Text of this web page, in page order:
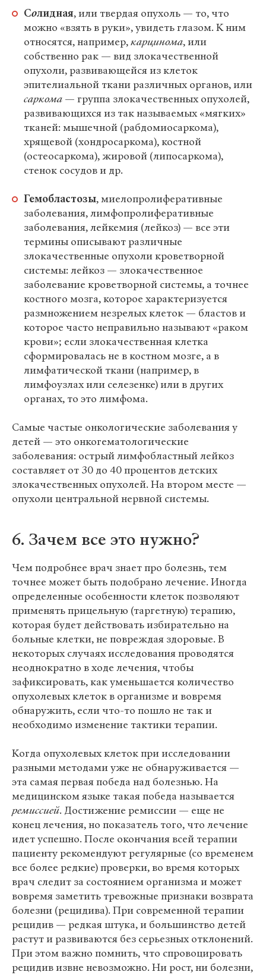
Солидная, или твердая опухоль — то, что
можно «взять в руки», увидеть глазом. К ним
относятся, например,карцинома, или
собственно рак — вид злокачественной
опухоли, развивающейся из клеток
эпителиальной ткани различных органов, или
саркома — группа злокачественных опухолей,
развивающихся из так называемых «мягких»
тканей: мышечной (рабдомиосаркома),
хрящевой (хондросаркома), костной
(остеосаркома), жировой (липосаркома),
стенок сосудов и др.
Гемобластозы, миелопролиферативные
заболевания, лимфопролиферативные
заболевания, лейкемия (лейкоз) — все эти
термины описывают различные
злокачественные опухоли кроветворной
системы: лейкоз — злокачественное
заболевание кроветворной системы, а точнее
костного мозга, которое характеризуется
размножением незрелых клеток — бластов и
которое часто неправильно называют «раком
крови»; если злокачественная клетка
сформировалась не в костном мозге, а в
лимфатической ткани (например, в
лимфоузлах или селезенке) или в других
органах, то это лимфома.
Самые частые онкологические заболевания у
детей — это онкогематологические
заболевания: острый лимфобластный лейкоз
составляет от 30 до 40 процентов детских
злокачественных опухолей. На втором месте —
опухоли центральной нервной системы.
6. Зачем все это нужно?
Чем подробнее врач знает про болезнь, тем
точнее может быть подобрано лечение. Иногда
определенные особенности клеток позволяют
применять прицельную (таргетную) терапию,
которая будет действовать избирательно на
больные клетки, не повреждая здоровые. В
некоторых случаях исследования проводятся
неоднократно в ходе лечения, чтобы
зафиксировать, как уменьшается количество
опухолевых клеток в организме и вовремя
обнаружить, если что-то пошло не так и
необходимо изменение тактики терапии.
Когда опухолевых клеток при исследовании
разными методами уже не обнаруживается —
эта самая первая победа над болезнью. На
медицинском языке такая победа называется
ремиссией. Достижение ремиссии — еще не
конец лечения, но показатель того, что лечение
идет успешно. После окончания всей терапии
пациенту рекомендуют регулярные (со временем
все более редкие) проверки, во время которых
врач следит за состоянием организма и может
вовремя заметить тревожные признаки возврата
болезни (рецидива). При современной терапии
рецидив — редкая штука, и большинство детей
растут и развиваются без серьезных отклонений.
При этом важно помнить, что спровоцировать
рецидив извне невозможно. Ни рост, ни болезни,